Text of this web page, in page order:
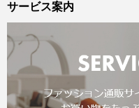
サービス案内